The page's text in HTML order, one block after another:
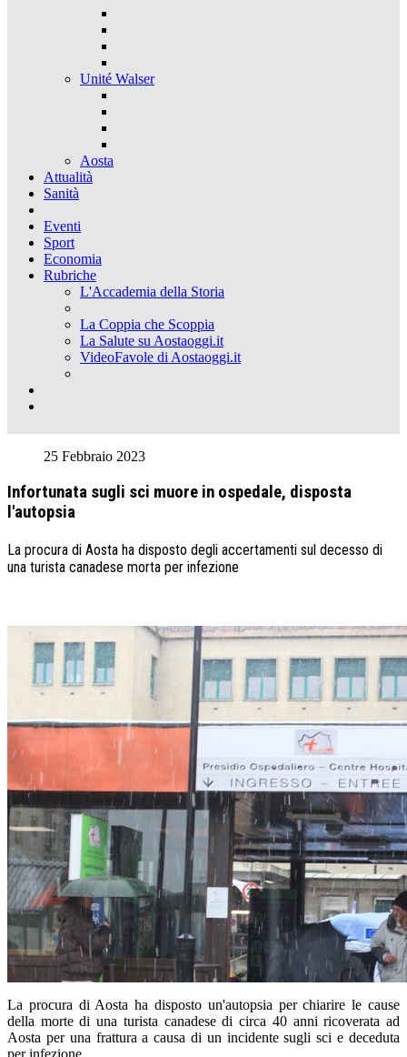
Unité Walser
Aosta
Attualità
Sanità
Eventi
Sport
Economia
Rubriche
L'Accademia della Storia
La Coppia che Scoppia
La Salute su Aostaoggi.it
VideoFavole di Aostaoggi.it
25 Febbraio 2023
Infortunata sugli sci muore in ospedale, disposta
l'autopsia
La procura di Aosta ha disposto degli accertamenti sul decesso di
una turista canadese morta per infezione
La procura di Aosta ha disposto un'autopsia per chiarire le cause
della morte di una turista canadese di circa 40 anni ricoverata ad
Aosta per una frattura a causa di un incidente sugli sci e deceduta